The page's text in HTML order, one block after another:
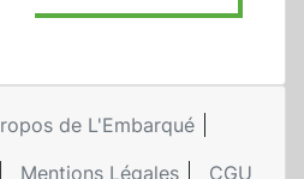
de L'Embarqué
Mentions Légales CGU